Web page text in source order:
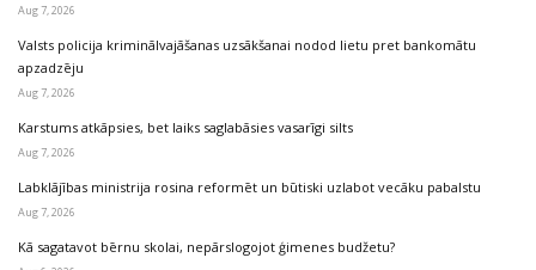
Aug 7, 2026
Valsts policija kriminālvajāšanas uzsākšanai nodod lietu pret bankomātu
apzadzēju
Aug 7, 2026
Karstums atkāpsies, bet laiks saglabāsies vasarīgi silts
Aug 7, 2026
Labklājības ministrija rosina reformēt un būtiski uzlabot vecāku pabalstu
Aug 7, 2026
Kā sagatavot bērnu skolai, nepārslogojot ģimenes budžetu?